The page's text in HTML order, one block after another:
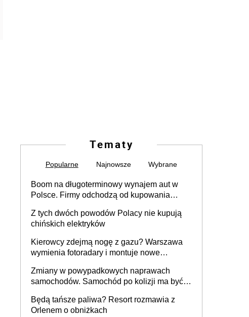
Tematy
Popularne Najnowsze Wybrane
Boom na długoterminowy wynajem aut w
Polsce. Firmy odchodzą od kupowania
Z tych dwóch powodów Polacy nie kupują
chińskich elektryków
Kierowcy zdejmą nogę z gazu? Warszawa
wymienia fotoradary i montuje nowe
Zmiany w powypadkowych naprawach
samochodów. Samochód po kolizji ma być
technologią producenta
Będą tańsze paliwa? Resort rozmawia z
Orlenem o obniżkach